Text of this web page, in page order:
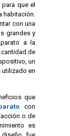
que el
habitación.
con una
grandes y
a la
de
un
en
que
con
o de
es